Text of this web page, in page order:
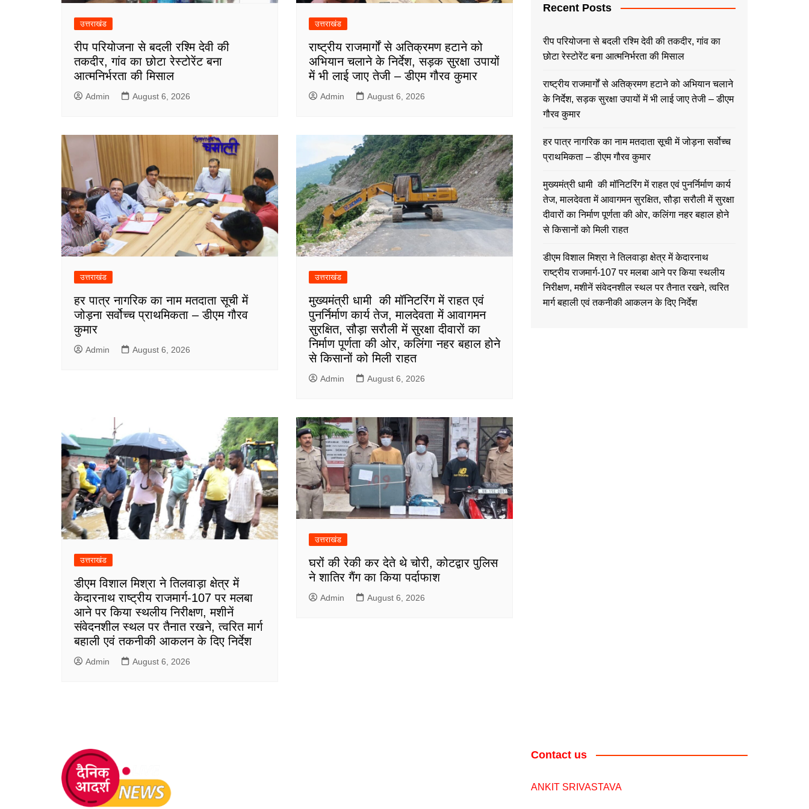
उत्तराखंड
रीप परियोजना से बदली रश्मि देवी की
तकदीर, गांव का छोटा रेस्टोरेंट बना
आत्मनिर्भरता की मिसाल
Admin August 6, 2026
उत्तराखंड
राष्ट्रीय राजमार्गों से अतिक्रमण हटाने को
अभियान चलाने के निर्देश, सड़क सुरक्षा उपायों
में भी लाई जाए तेजी – डीएम गौरव कुमार
Admin August 6, 2026
उत्तराखंड
हर पात्र नागरिक का नाम मतदाता सूची में
जोड़ना सर्वोच्च प्राथमिकता – डीएम गौरव
कुमार
Admin August 6, 2026
उत्तराखंड
मुख्यमंत्री धामी की मॉनिटरिंग में राहत एवं
पुनर्निर्माण कार्य तेज, मालदेवता में आवागमन
सुरक्षित, सौड़ा सरौली में सुरक्षा दीवारों का
निर्माण पूर्णता की ओर, कलिंगा नहर बहाल होने
से किसानों को मिली राहत
Admin August 6, 2026
उत्तराखंड
डीएम विशाल मिश्रा ने तिलवाड़ा क्षेत्र में
केदारनाथ राष्ट्रीय राजमार्ग-107 पर मलबा
आने पर किया स्थलीय निरीक्षण, मशीनें
संवेदनशील स्थल पर तैनात रखने, त्वरित मार्ग
बहाली एवं तकनीकी आकलन के दिए निर्देश
Admin August 6, 2026
उत्तराखंड
घरों की रेकी कर देते थे चोरी, कोटद्वार पुलिस
ने शातिर गैंग का किया पर्दाफाश
Admin August 6, 2026
Recent Posts
रीप परियोजना से बदली रश्मि देवी की तकदीर, गांव का
छोटा रेस्टोरेंट बना आत्मनिर्भरता की मिसाल
राष्ट्रीय राजमार्गों से अतिक्रमण हटाने को अभियान चलाने
के निर्देश, सड़क सुरक्षा उपायों में भी लाई जाए तेजी – डीएम
गौरव कुमार
हर पात्र नागरिक का नाम मतदाता सूची में जोड़ना सर्वोच्च
प्राथमिकता – डीएम गौरव कुमार
मुख्यमंत्री धामी की मॉनिटरिंग में राहत एवं पुनर्निर्माण कार्य
तेज, मालदेवता में आवागमन सुरक्षित, सौड़ा सरौली में सुरक्षा
दीवारों का निर्माण पूर्णता की ओर, कलिंगा नहर बहाल होने
से किसानों को मिली राहत
डीएम विशाल मिश्रा ने तिलवाड़ा क्षेत्र में केदारनाथ
राष्ट्रीय राजमार्ग-107 पर मलबा आने पर किया स्थलीय
निरीक्षण, मशीनें संवेदनशील स्थल पर तैनात रखने, त्वरित
मार्ग बहाली एवं तकनीकी आकलन के दिए निर्देश
Contact us
ANKIT SRIVASTAVA